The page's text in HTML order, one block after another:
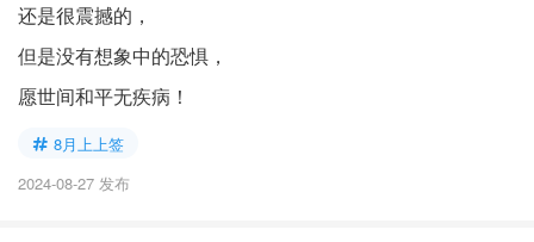
还是很震撼的，
但是没有想象中的恐惧，
愿世间和平无疾病！
8月上上签
2024-08-27 发布